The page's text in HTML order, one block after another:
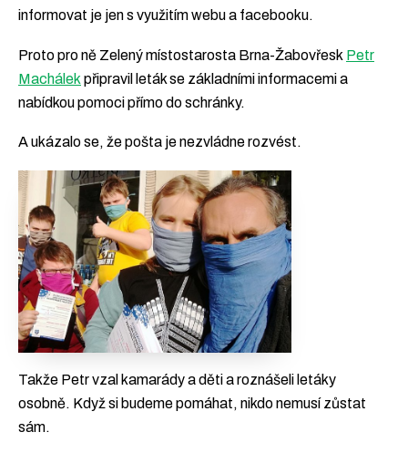
informovat je jen s využitím webu a facebooku.
Proto pro ně Zelený místostarosta Brna-Žabovřesk Petr
Machálek připravil leták se základními informacemi a
nabídkou pomoci přímo do schránky.
A ukázalo se, že pošta je nezvládne rozvést.
Takže Petr vzal kamarády a děti a roznášeli letáky
osobně. Když si budeme pomáhat, nikdo nemusí zůstat
sám.